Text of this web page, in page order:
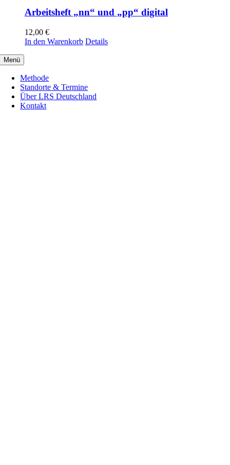
Arbeitsheft „nn“ und „pp“ digital
12,00 €
In den Warenkorb Details
Menü
Methode
Standorte & Termine
Über LRS Deutschland
Kontakt